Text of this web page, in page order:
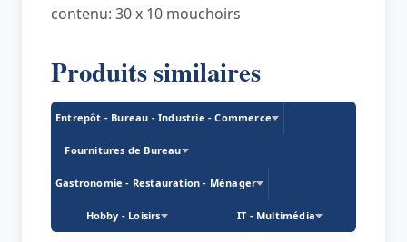
contenu: 30 x 10 mouchoirs
Produits similaires
Entrepôt - Bureau - Industrie - Commerce
Fournitures de Bureau
Gastronomie - Restauration - Ménager
Hobby - Loisirs IT - Multimédia